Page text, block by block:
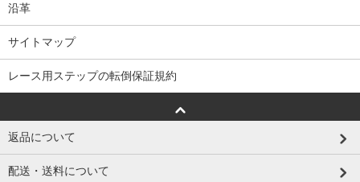
沿革
サイトマップ
レース用ステップの転倒保証規約
返品について
配送・送料について